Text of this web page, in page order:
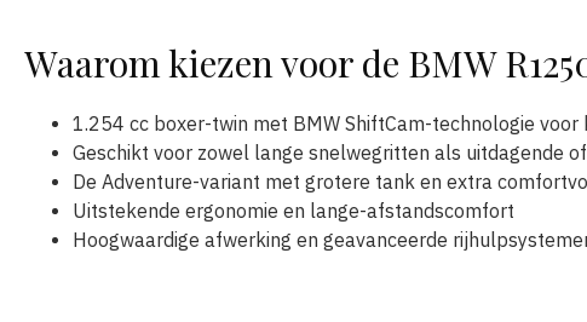
Waarom kiezen voor de BMW
1.254 cc boxer-twin met BMW ShiftCam-technologie
Geschikt voor zowel lange snelwegritten als uitdagende
De Adventure-variant met grotere tank en extra
Uitstekende ergonomie en lange-afstandscomfort
Hoogwaardige afwerking en geavanceerde